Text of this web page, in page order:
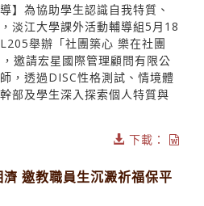
】為協助學生認識自我特質、
淡江大學課外活動輔導組5月18
舉辦「社團築心 樂在社團
邀請宏星國際管理顧問有限公
，透過DISC性格測試、情境體
部及學生深入探索個人特質與
下載：
濟 邀教職員生沉澱祈福保平